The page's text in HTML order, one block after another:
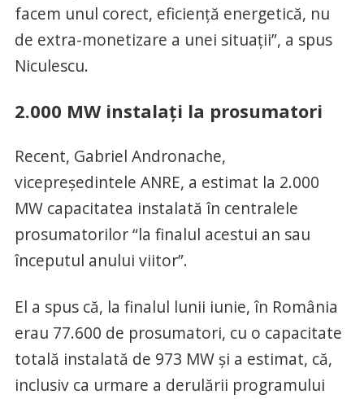
facem unul corect, eficiență energetică, nu
de extra-monetizare a unei situații”, a spus
Niculescu.
2.000 MW instalați la prosumatori
Recent, Gabriel Andronache,
vicepreședintele ANRE, a estimat la 2.000
MW capacitatea instalată în centralele
prosumatorilor “la finalul acestui an sau
începutul anului viitor”.
El a spus că, la finalul lunii iunie, în România
erau 77.600 de prosumatori, cu o capacitate
totală instalată de 973 MW și a estimat, că,
inclusiv ca urmare a derulării programului